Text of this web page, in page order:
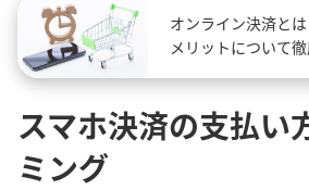
オンライン決済と
メリットについて徹
スマホ決済の支払い
ミング